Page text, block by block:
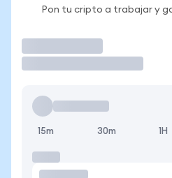
Pon tu cripto a trabajar y
15m 30m 1H